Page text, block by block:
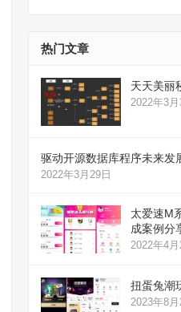
热门文章
天天美丽
2022年3月
驱动开源数据库程序未来发
2022年3月29日
太爱速M
成案例分
2022年4月
扭蛋兔潮
2023年8月